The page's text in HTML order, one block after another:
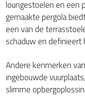
loungestoelen en een
gemaakte pergola
een van de
schaduw en definieert
Andere kenmerken
ingebouwde
slimme